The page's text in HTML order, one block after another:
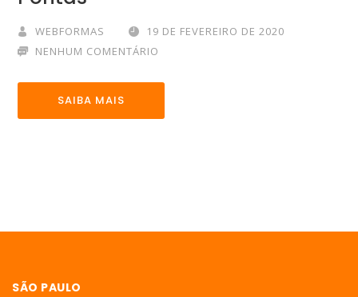
WEBFORMAS
19 DE FEVEREIRO DE 2020
NENHUM COMENTÁRIO
SAIBA MAIS
SÃO PAULO